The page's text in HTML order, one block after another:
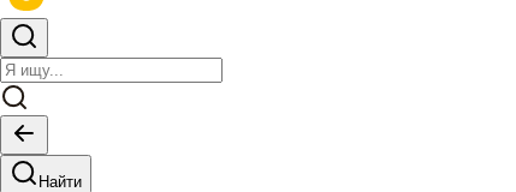
Найти